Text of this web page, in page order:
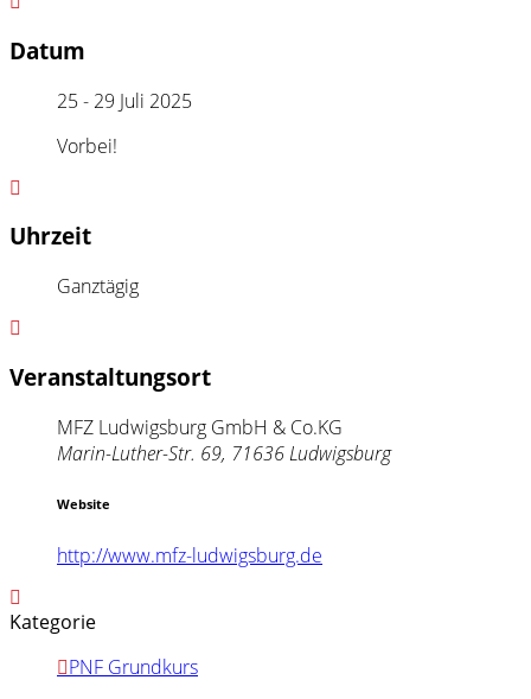
Datum
25 - 29 Juli 2025
Vorbei!
Uhrzeit
Ganztägig
Veranstaltungsort
MFZ Ludwigsburg GmbH & Co.KG
Marin-Luther-Str. 69, 71636 Ludwigsburg
Website
http://www.mfz-ludwigsburg.de
Kategorie
PNF Grundkurs